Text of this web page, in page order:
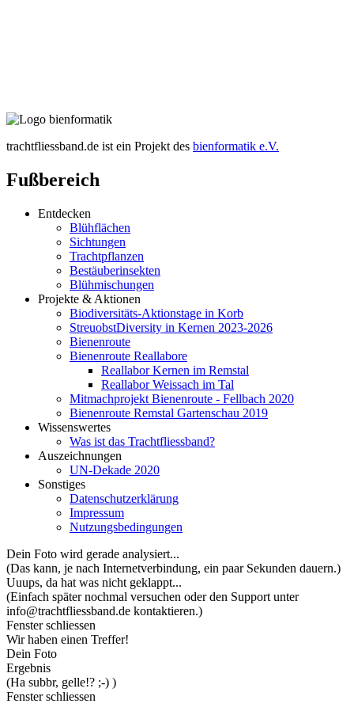
trachtfliessband.de ist ein Projekt des bienformatik e.V.
Fußbereich
Entdecken
Blühflächen
Sichtungen
Trachtpflanzen
Bestäuberinsekten
Blühmischungen
Projekte & Aktionen
Biodiversitäts-Aktionstage in Korb
StreuobstDiversity in Kernen 2023-2026
Bienenroute
Bienenroute Reallabore
Reallabor Kernen im Remstal
Reallabor Weissach im Tal
Mitmachprojekt Bienenroute - Fellbach 2020
Bienenroute Remstal Gartenschau 2019
Wissenswertes
Was ist das Trachtfliessband?
Auszeichnungen
UN-Dekade 2020
Sonstiges
Datenschutzerklärung
Impressum
Nutzungsbedingungen
Dein Foto wird gerade analysiert...
(Das kann, je nach Internetverbindung, ein paar Sekunden dauern.)
Uuups, da hat was nicht geklappt...
(Einfach später nochmal versuchen oder den Support unter
info@trachtfliessband.de kontaktieren.)
Fenster schliessen
Wir haben einen Treffer!
Dein Foto
Ergebnis
(Ha subbr, gelle!? ;-) )
Fenster schliessen